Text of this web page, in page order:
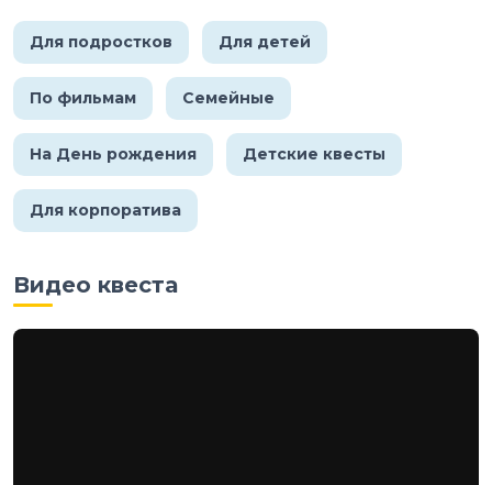
Для подростков Для детей
По фильмам Семейные
На День рождения Детские квесты
Для корпоратива
Видео квеста